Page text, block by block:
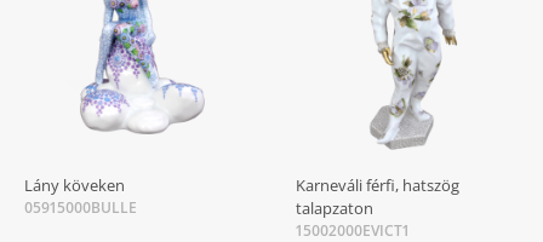
Lány köveken
05915000BULLE
Karneváli férfi, hatszög
talapzaton
15002000EVICT1